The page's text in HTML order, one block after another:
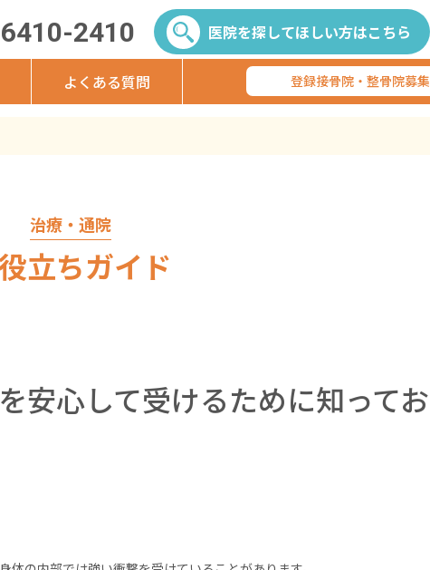
2410 医院を探してほしい方はこちら
よくある質問 登録接骨院・整骨院募集
治療・通院
立ちガイド
安心して受けるために知ってお